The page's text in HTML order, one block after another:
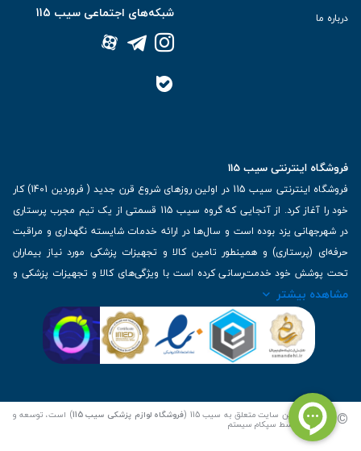
درباره ما شبکه‌های اجتماعی سیب 115
فروشگاه اینترنتی سیب 115
فروشگاه اینترنتی سیب 115 در اولین روزهای شروع قرن جدید ( فروردین 1401) کار
خود را آغاز کرد. از آنجایی که گروه سیب 115 قسمتی از یک تیم مجرب پرستاری
در شهرجهانی یزد بوده است و سال‌ها در ارائه خدمات شایسته نگهداری و مراقبت
حرفه‌ای (پرستاری) و همینطور تامین کالا و تجهیزات پزشکی مورد نیاز بیماران
تحت پوشش خود خدمت‌رسانی کرده است با ویژگی‌های کالا و تجهیزات پزشکی و
برترین برندهای موجود در بازار اطلاعات بسیار ارزشمندی را دارا می‌باشد
| تلفن تماس : 36333383-035 | ایمیل: Info@Sib115.com
مشاهده بیشتر
© کلیه حقوق این سایت متعلق به سیب 115 ( فروشگاه لوازم پزشکی سیب 115 ) است، توسعه و
کدنویسی توسط سپکام سیستم